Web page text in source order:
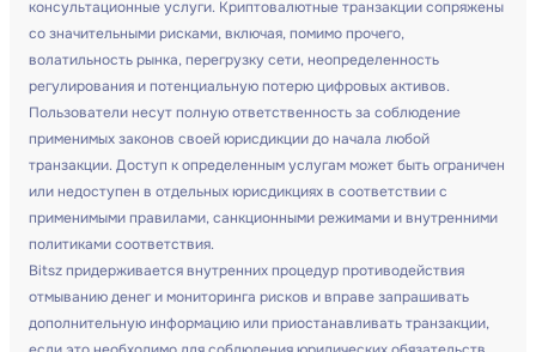
консультационные услуги. Криптовалютные транзакции сопряжены
со значительными рисками, включая, помимо прочего,
волатильность рынка, перегрузку сети, неопределенность
регулирования и потенциальную потерю цифровых активов.
Пользователи несут полную ответственность за соблюдение
применимых законов своей юрисдикции до начала любой
транзакции. Доступ к определенным услугам может быть ограничен
или недоступен в отдельных юрисдикциях в соответствии с
применимыми правилами, санкционными режимами и внутренними
политиками соответствия.
Bitsz придерживается внутренних процедур противодействия
отмыванию денег и мониторинга рисков и вправе запрашивать
дополнительную информацию или приостанавливать транзакции,